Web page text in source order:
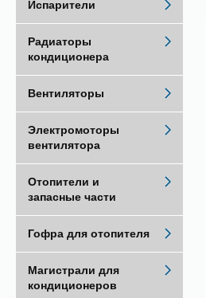
Испарители
Радиаторы
кондиционера
Вентиляторы
Электромоторы
вентилятора
Отопители и
запасные части
Гофра для отопителя
Магистрали для
кондиционеров